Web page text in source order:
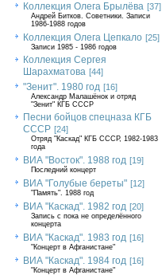
Коллекция Олега Брылёва [37]
Андрей Битков. Советники. Записи
1986-1988 годов
Коллекция Олега Цепкало [25]
Записи 1985 - 1986 годов
Коллекция Сергея
Шарахматова [44]
"Зенит". 1980 год [16]
Александр Малашёнок и отряд
"Зенит" КГБ СССР
Песни бойцов спецназа КГБ
СССР [24]
Отряд "Каскад" КГБ СССР, 1982-1983
года
ВИА "Восток". 1988 год [19]
Последний концерт
ВИА "Голубые береты" [12]
"Память". 1988 год
ВИА "Каскад". 1982 год [20]
Запись с пока не определённого
концерта
ВИА "Каскад". 1983 год [16]
"Концерт в Афганистане"
ВИА "Каскад". 1984 год [16]
"Концерт в Афганистане"